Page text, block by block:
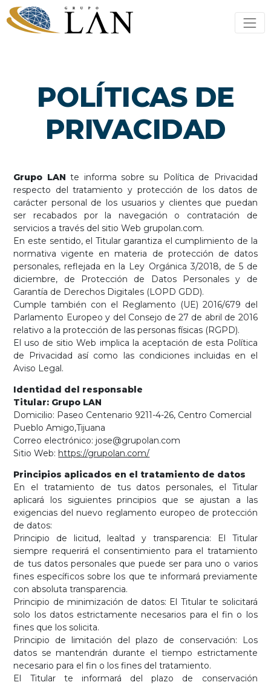
POLÍTICAS DE
PRIVACIDAD
Grupo LAN te informa sobre su Política de Privacidad
respecto del tratamiento y protección de los datos de
carácter personal de los usuarios y clientes que puedan
ser recabados por la navegación o contratación de
servicios a través del sitio Web grupolan.com.
En este sentido, el Titular garantiza el cumplimiento de la
normativa vigente en materia de protección de datos
personales, reflejada en la Ley Orgánica 3/2018, de 5 de
diciembre, de Protección de Datos Personales y de
Garantía de Derechos Digitales (LOPD GDD).
Cumple también con el Reglamento (UE) 2016/679 del
Parlamento Europeo y del Consejo de 27 de abril de 2016
relativo a la protección de las personas físicas (RGPD).
El uso de sitio Web implica la aceptación de esta Política
de Privacidad así como las condiciones incluidas en el
Aviso Legal.
Identidad del responsable
Titular: Grupo LAN
Domicilio: Paseo Centenario 9211-4-26, Centro Comercial
Pueblo Amigo,Tijuana
Correo electrónico: jose@grupolan.com
Sitio Web: https://grupolan.com/
Principios aplicados en el tratamiento de datos
En el tratamiento de tus datos personales, el Titular
aplicará los siguientes principios que se ajustan a las
exigencias del nuevo reglamento europeo de protección
de datos:
Principio de licitud, lealtad y transparencia: El Titular
siempre requerirá el consentimiento para el tratamiento
de tus datos personales que puede ser para uno o varios
fines específicos sobre los que te informará previamente
con absoluta transparencia.
Principio de minimización de datos: El Titular te solicitará
solo los datos estrictamente necesarios para el fin o los
fines que los solicita.
Principio de limitación del plazo de conservación: Los
datos se mantendrán durante el tiempo estrictamente
necesario para el fin o los fines del tratamiento.
El Titular te informará del plazo de conservación